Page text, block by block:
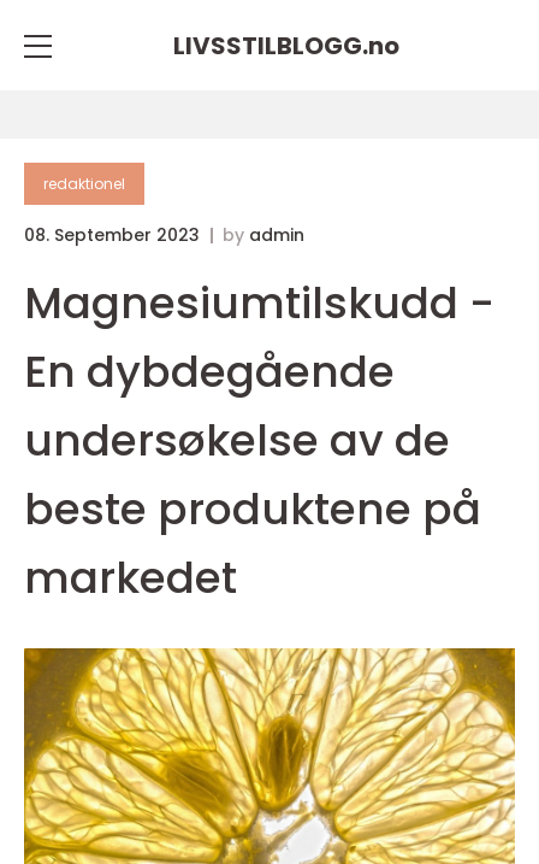
LIVSSTILBLOGG.no
redaktionel
08. September 2023 by admin
Magnesiumtilskudd -
En dybdegående
undersøkelse av de
beste produktene på
markedet